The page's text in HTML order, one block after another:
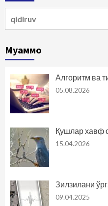
Муаммо
Алгоритм ва
05.08.2026
Қушлар хавф
15.04.2026
Зилзилани
09.04.2025